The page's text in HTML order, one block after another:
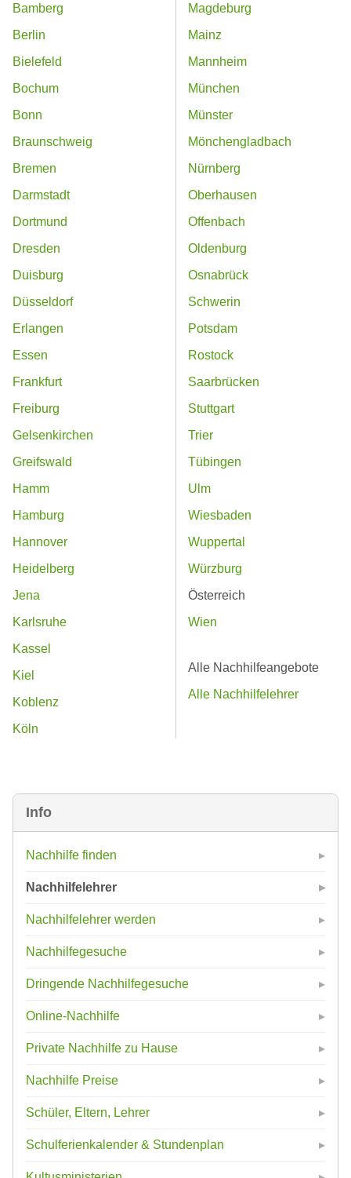
Info
Nachhilfe finden
Nachhilfelehrer
Nachhilfelehrer werden
Nachhilfegesuche
Dringende Nachhilfegesuche
Online-Nachhilfe
Private Nachhilfe zu Hause
Nachhilfe Preise
Schüler, Eltern, Lehrer
Schulferienkalender & Stundenplan
Bamberg
Berlin
Bielefeld
Bochum
Bonn
Braunschweig
Bremen
Darmstadt
Dortmund
Dresden
Duisburg
Düsseldorf
Erlangen
Essen
Frankfurt
Freiburg
Gelsenkirchen
Greifswald
Hamm
Hamburg
Hannover
Heidelberg
Jena
Karlsruhe
Kassel
Kiel
Koblenz
Köln
Magdeburg
Mainz
Mannheim
München
Münster
Mönchengladbach
Nürnberg
Oberhausen
Offenbach
Oldenburg
Osnabrück
Schwerin
Potsdam
Rostock
Saarbrücken
Stuttgart
Trier
Tübingen
Ulm
Wiesbaden
Wuppertal
Würzburg
Österreich
Wien
Alle Nachhilfeangebote
Alle Nachhilfelehrer